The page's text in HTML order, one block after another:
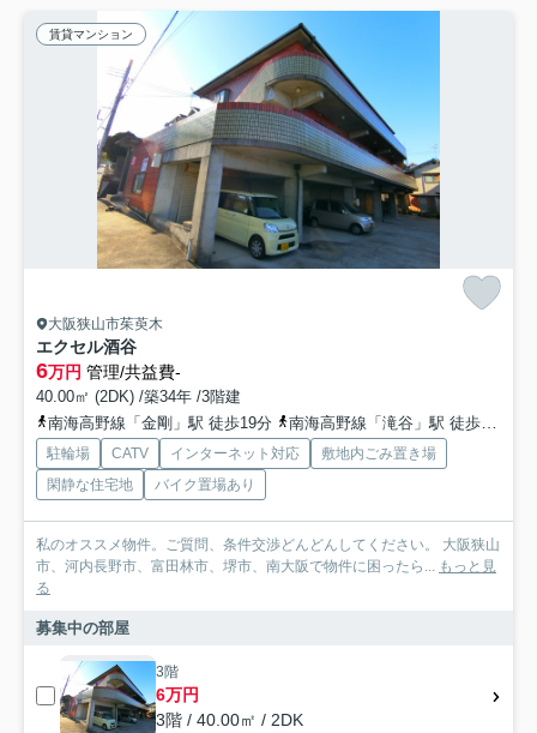
賃貸マンション
大阪狭山市茱萸木
エクセル酒谷
6万円 管理/共益費-
40.00㎡ (2DK) /築34年 /3階建
南海高野線「金剛」駅 徒歩19分
南海高野線「滝谷」駅 徒歩24分
駐輪場 CATV インターネット対応
敷地内ごみ置き場
閑静な住宅地
バイク置場あり
私のオススメ物件。ご質問、条件交渉どんどんしてください。 大阪狭山
市、河内長野市、富田林市、堺市、南大阪で物件に困ったら...
もっと見
る
募集中の部屋
3階
6万円
3階 / 40.00㎡ / 2DK